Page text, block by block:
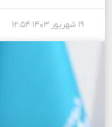
۱۹ شهریور ۱۴۰۳ ۱۲:۵۴